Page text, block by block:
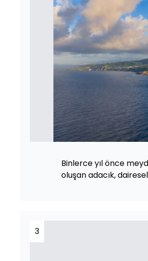
Binlerce yıl önce
oluşan adacık,
3